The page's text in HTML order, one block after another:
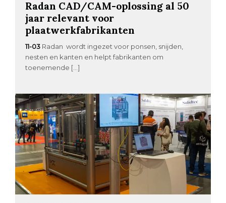
Radan CAD/CAM-oplossing al 50
jaar relevant voor
plaatwerkfabrikanten
11-03 Radan wordt ingezet voor ponsen, snijden,
nesten en kanten en helpt fabrikanten om
toenemende […]